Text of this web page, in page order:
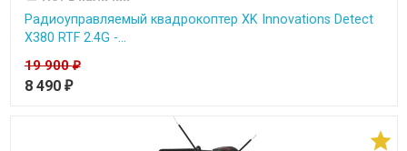
Радиоуправляемый квадрокоптер XK Innovations Detect
X380 RTF 2.4G -...
19 900₽
8 490 ₽
